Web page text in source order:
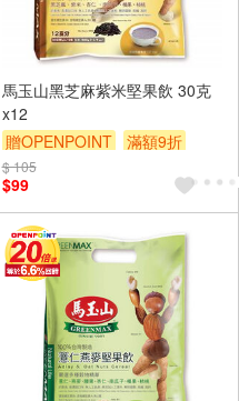
馬玉山黑芝麻紫米堅果飲 30克
x12
贈OPENPOINT
滿額9折
贈$200
$ 105
$99